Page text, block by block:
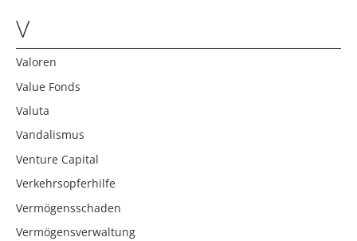
V
Valoren
Value Fonds
Valuta
Vandalismus
Venture Capital
Verkehrsopferhilfe
Vermögensschaden
Vermögensverwaltung